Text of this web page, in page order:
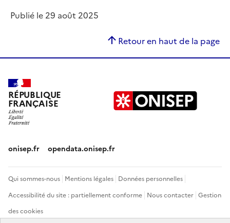
Publié le 29 août 2025
Retour en haut de la page
RÉPUBLIQUE
FRANÇAISE
onisep.fr opendata.onisep.fr
Qui sommes-nous Mentions légales Données personnelles
Accessibilité du site : partiellement conforme Nous contacter Gestion
des cookies